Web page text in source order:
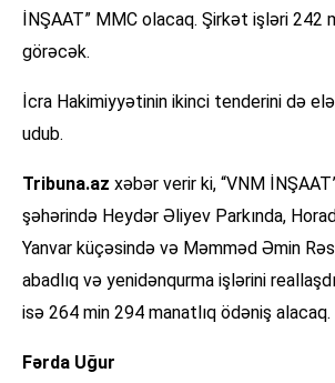
İNŞAAT” MMC olacaq. Şirkət işləri 242
görəcək.
İcra Hakimiyyətinin ikinci tenderini də
udub.
Tribuna.az xəbər verir ki, “VNM
şəhərində Heydər Əliyev Parkında,
Yanvar küçəsində və Məmməd Əmin
abadlıq və yenidənqurma işlərini
isə 264 min 294 manatlıq ödəniş alacaq.
Fərda Uğur